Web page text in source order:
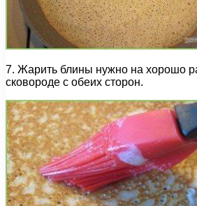
7. Жарить блины нужно на хорошо
сковороде с обеих сторон.